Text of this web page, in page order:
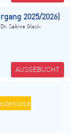
2025/2026)
Sabine Glasl-
AUSGEBUCHT